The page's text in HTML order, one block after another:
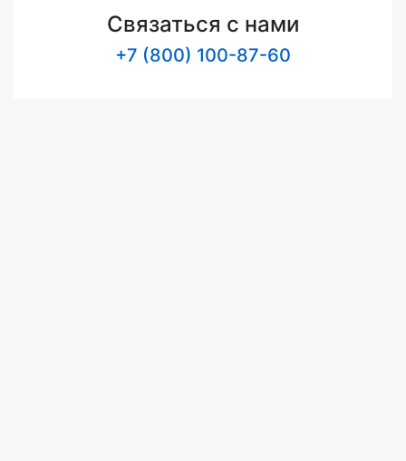
Связаться с нами
+7 (800) 100-87-60